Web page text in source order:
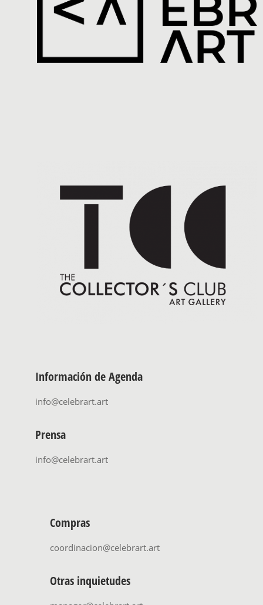
Información de Agenda
info@celebrart.art
Prensa
info@celebrart.art
Compras
coordinacion@celebrart.art
Otras inquietudes